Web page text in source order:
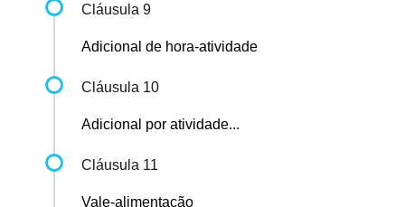
Cláusula 9
Adicional de hora-atividade
Cláusula 10
Adicional por atividade...
Cláusula 11
Vale-alimentação